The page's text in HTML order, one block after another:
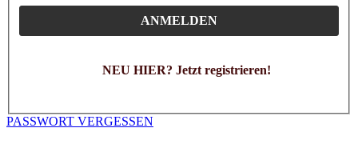
ANMELDEN
NEU HIER? Jetzt registrieren!
PASSWORT VERGESSEN